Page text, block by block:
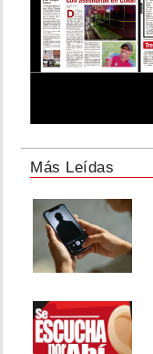
Más Leídas